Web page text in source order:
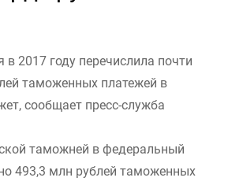
2017 году перечислила почти
таможенных платежей в
сообщает пресс-служба
таможней в федеральный
493,3 млн рублей таможенных